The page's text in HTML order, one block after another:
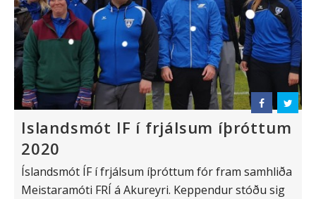
Islandsmót IF í frjálsum íþróttum
2020
Íslandsmót ÍF í frjálsum íþróttum fór fram samhliða
Meistaramóti FRÍ á Akureyri. Keppendur stóðu sig